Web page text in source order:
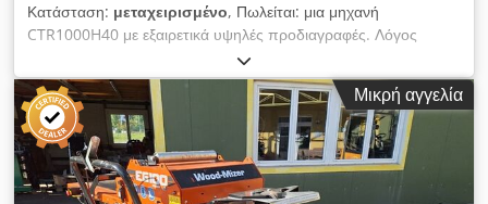
Κατάσταση: μεταχειρισμένο, Πωλείται: μια μηχανή
CTR1000H40 με εξαιρετικά υψηλές προδιαγραφές. Λόγος
πώλησης: μετάβαση σε μοντέλο CTR1000H60, λόγω νέων,
εξειδικευμένων παραγγελιών. Κατάσταση: άριστη. Τοποθεσία:
DE-85391 Aiterbach. Επικοινωνία: Roman Griesauer.
Επιθεώρηση: Η μηχανή είναι σε λειτουργία και μπορεί να
επιθεωρηθεί και να δοκιμαστεί κατόπιν συνεννόησης.
Περιλαμβάνει τις ακόλουθες προδιαγραφές: CTR1000H40-ZUB:
Σύστημα μεταφοράς των κομμένων υλικών. CTR950H-DS:
Μικρή αγγελία